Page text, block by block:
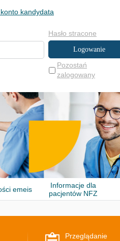
Pozostań
zalogowany
Hasło stracone
kandydata
emeis
Informacje dla
pacjentów NFZ
Przeglądanie